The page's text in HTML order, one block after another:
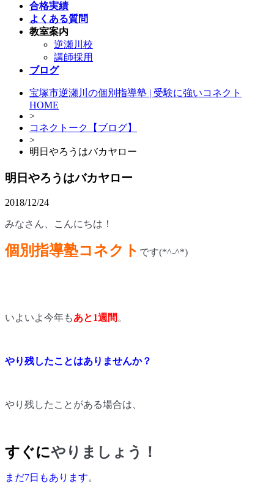
合格実績
よくある質問
教室案内
逆瀬川校
講師採用
ブログ
宝塚市逆瀬川の個別指導塾 | 受験に強いコネクト
HOME
>
コネクトーク【ブログ】
>
明日やろうはバカヤロー
明日やろうはバカヤロー
2018/12/24
みなさん、こんにちは！
個別指導塾コネクト です(*^-^*)
いよいよ今年もあと1週間。
やり残したことはありませんか？
やり残したことがある場合は、
すぐにやりましょう！
まだ7日もあります。